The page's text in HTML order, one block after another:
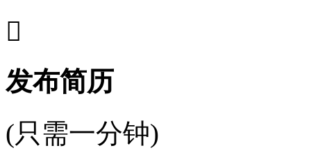

发布简历
(只需一分钟)